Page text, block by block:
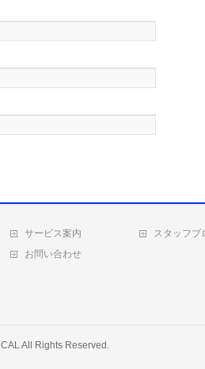
サービス案内 スタッフブ
お問い合わせ
CALAll Rights Reserved.